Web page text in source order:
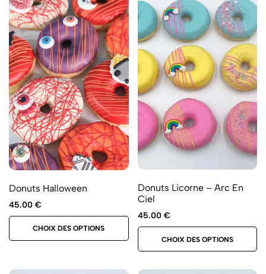
Donuts Halloween
45.00 €
CHOIX DES OPTIONS
Donuts Licorne – Arc En
Ciel
45.00 €
CHOIX DES OPTIONS